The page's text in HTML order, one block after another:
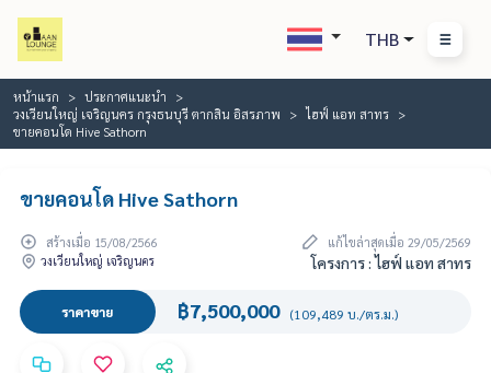
THB
หน้าแรก
ประกาศแนะนำ
วงเวียนใหญ่ เจริญนคร กรุงธนบุรี ตากสิน อิสรภาพ
ไฮฟ์ แอท สาทร
ขายคอนโด Hive Sathorn
ขายคอนโด Hive Sathorn
สร้างเมื่อ 15/08/2566
แก้ไขล่าสุดเมื่อ 29/05/2569
วงเวียนใหญ่ เจริญนคร
โครงการ : ไฮฟ์ แอท สาทร
ราคาขาย ฿7,500,000 (109,489 บ./ตร.ม.)